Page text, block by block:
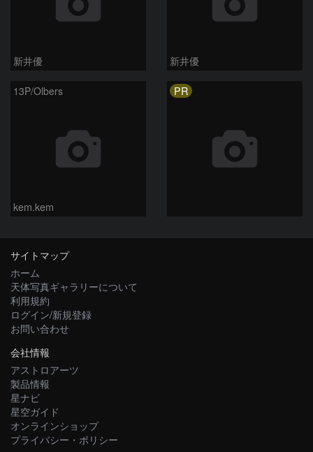
新井優 新井優
13P/Olbers
kem.kem
PR
サイトマップ
ホーム
天体写真ギャラリーについて
利用規約
ログイン/新規登録
お問い合わせ
会社情報
アストロアーツ
製品情報
星ナビ
星空ガイド
オンラインショップ
プライバシー・ポリシー